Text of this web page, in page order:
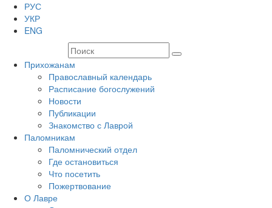
РУС
УКР
ENG
Прихожанам
Православный календарь
Расписание богослужений
Новости
Публикации
Знакомство с Лаврой
Паломникам
Паломнический отдел
Где остановиться
Что посетить
Пожертвование
О Лавре